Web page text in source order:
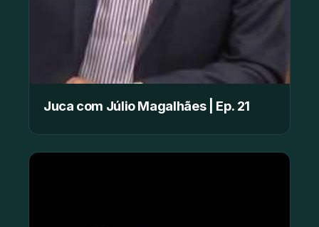
Juca com Júlio Magalhães | Ep. 21